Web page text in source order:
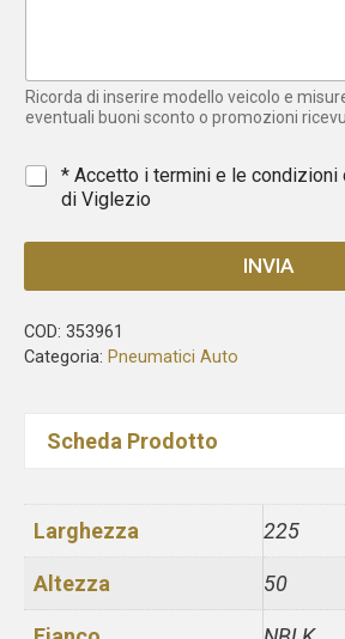
e
s
Ricorda di inserire modello veicolo e
eventuali buoni sconto o promozioni
* * Accetto i termini e le condizioni
di Viglezio
INVIA
COD: 353961
Categoria: Pneumatici Auto
Scheda Prodotto
Larghezza 225
Altezza 50